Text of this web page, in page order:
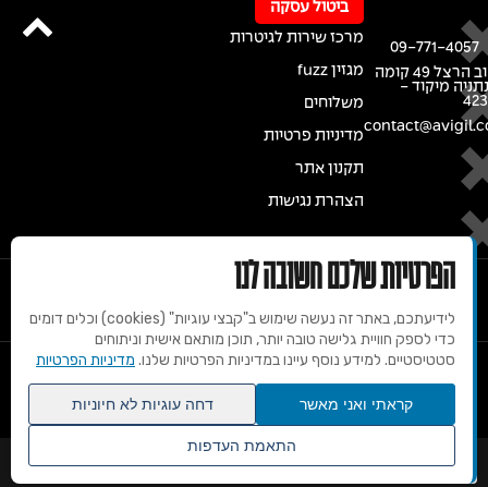
רחוב הרצל 49 קומה
מיקוד -
09-771-4057
ביטול עסקה
מרכז שירות לגיטרות
מגזין fuzz
משלוחים
מדיניות פרטיות
תקנון אתר
הצהרת נגישות
הפרטיות שלכם חשובה לנו
לידיעתכם, באתר זה נעשה שימוש ב"קבצי עוגיות" (cookies) וכלים דומים
כדי לספק חוויית גלישה טובה יותר, תוכן מותאם אישית וניתוחים
סטטיסטיים. למידע נוסף עיינו במדיניות הפרטיות שלנו. מדיניות הפרטיות
קראתי ואני מאשר דחה עוגיות לא חיוניות
התאמת העדפות